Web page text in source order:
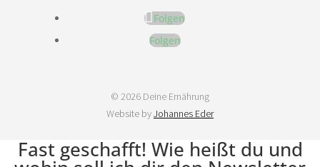
Folgen
Folgen
© 2026 Deine Ernährung
Website byJohannes Eder
Fast geschafft! Wie heißt du und